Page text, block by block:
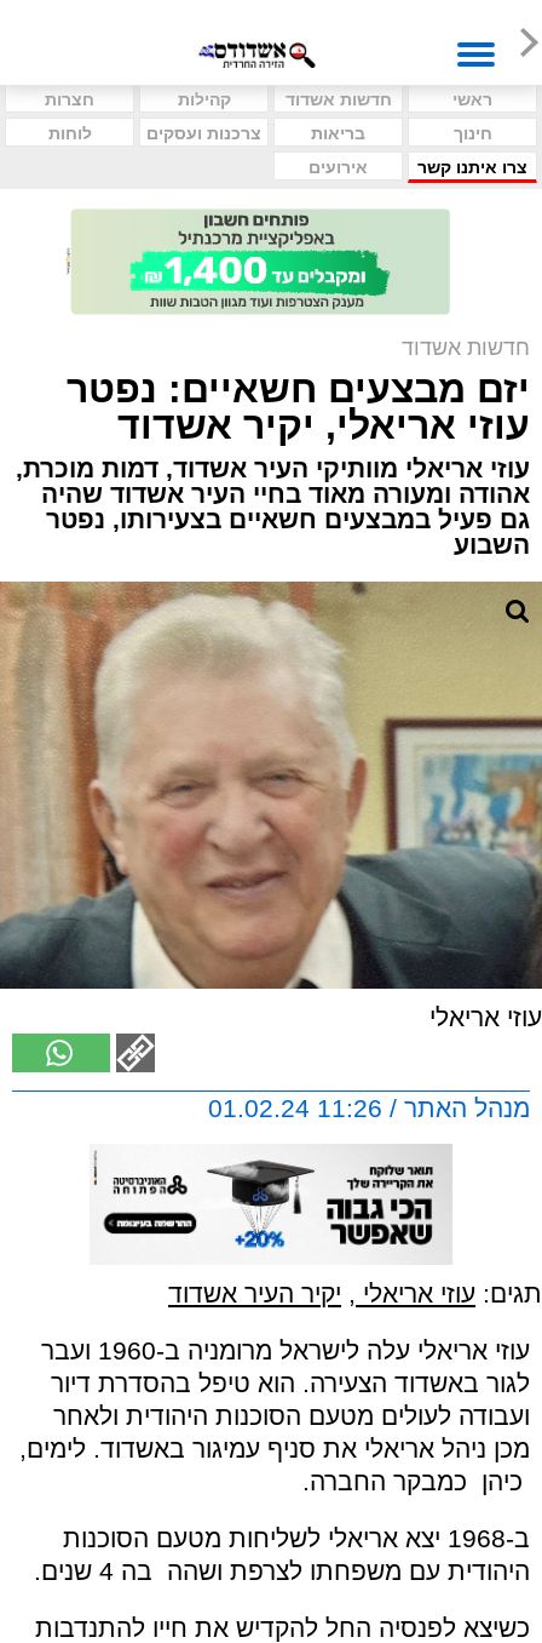
ראשי חדשות אשדוד קהילות
חצרות
חינוך
בריאות צרכנות ועסקים
לוחות
צרו איתנו קשר
אירועים
חדשות אשדוד
יזם מבצעים חשאיים: נפטר
עוזי אריאלי, יקיר אשדוד
עוזי אריאלי מוותיקי העיר אשדוד, דמות מוכרת,
אהודה ומעורה מאוד בחיי העיר אשדוד שהיה
גם פעיל במבצעים חשאיים בצעירותו, נפטר
השבוע
עוזי אריאלי
מנהל האתר / 11:26 01.02.24
תגים: עוזי אריאלי , יקיר העיר אשדוד
עוזי אריאלי עלה לישראל מרומניה ב-1960 ועבר
לגור באשדוד הצעירה. הוא טיפל בהסדרת דיור
ועבודה לעולים מטעם הסוכנות היהודית ולאחר
מכן ניהל אריאלי את סניף עמיגור באשדוד. לימים,
כיהן כמבקר החברה.
ב-1968 יצא אריאלי לשליחות מטעם הסוכנות
היהודית עם משפחתו לצרפת ושהה בה 4 שנים.
כשיצא לפנסיה החל להקדיש את חייו להתנדבות